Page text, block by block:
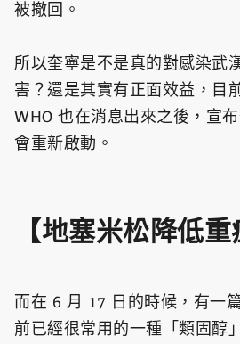
被撤回。
所以奎寧是不是真的對感染武
害？還是其實有正面效益，目
WHO 也在消息出來之後，宣
會重新啟動。
【地塞米松降低重
而在 6 月 17 日的時候，有一
前已經很常用的一種「類固